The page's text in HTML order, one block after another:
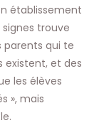
établissement
signes trouve
parents qui te
existent, et des
les élèves
», mais